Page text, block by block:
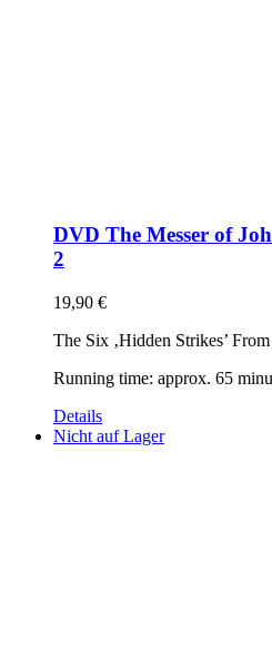
DVD The Messer of
2
19,90 €
The Six ‚Hidden Strikes’
Running time: approx. 65
Details
Nicht auf Lager